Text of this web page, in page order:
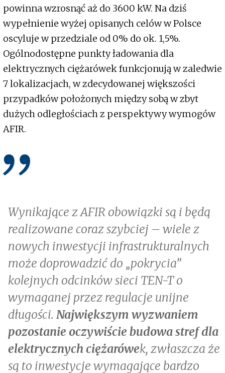
powinna wzrosnąć aż do 3600 kW. Na dziś
wypełnienie wyżej opisanych celów w Polsce
oscyluje w przedziale od 0% do ok. 1,5%.
Ogólnodostępne punkty ładowania dla
elektrycznych ciężarówek funkcjonują w zaledwie
7 lokalizacjach, w zdecydowanej większości
przypadków położonych między sobą w zbyt
dużych odległościach z perspektywy wymogów
AFIR.
Wynikające z AFIR obowiązki są i będą
realizowane coraz szybciej – wiele z
nowych inwestycji infrastrukturalnych
może doprowadzić do „pokrycia”
kolejnych odcinków sieci TEN-T o
wymaganej przez regulacje unijne
długości. Największym wyzwaniem
pozostanie oczywiście budowa stref dla
elektrycznych ciężarówek, zwłaszcza że
są to inwestycje wymagające bardzo